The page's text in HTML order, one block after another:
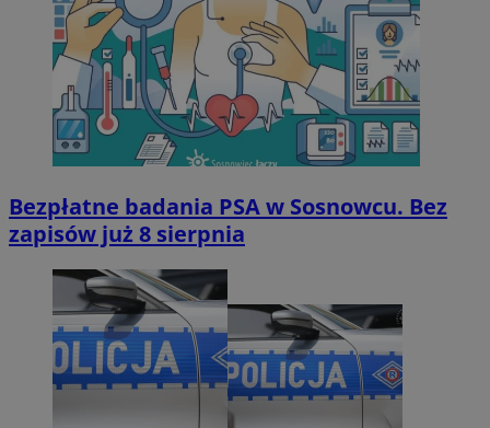
Bezpłatne badania PSA w Sosnowcu. Bez
zapisów już 8 sierpnia